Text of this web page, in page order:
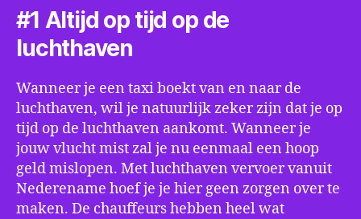
#1 Altijd op tijd op de
luchthaven
Wanneer je een taxi boekt van en naar de
luchthaven, wil je natuurlijk zeker zijn dat je op
tijd op de luchthaven aankomt. Wanneer je
jouw vlucht mist zal je nu eenmaal een hoop
geld mislopen. Met luchthaven vervoer vanuit
Nederename hoef je je hier geen zorgen over te
maken. De chauffeurs hebben heel wat